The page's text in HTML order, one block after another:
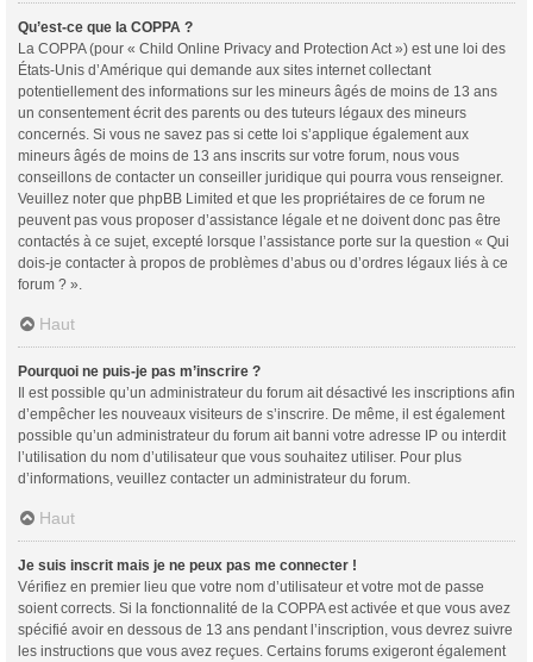
Qu’est-ce que la COPPA ?
La COPPA (pour « Child Online Privacy and Protection Act ») est une loi des
États-Unis d’Amérique qui demande aux sites internet collectant
potentiellement des informations sur les mineurs âgés de moins de 13 ans
un consentement écrit des parents ou des tuteurs légaux des mineurs
concernés. Si vous ne savez pas si cette loi s’applique également aux
mineurs âgés de moins de 13 ans inscrits sur votre forum, nous vous
conseillons de contacter un conseiller juridique qui pourra vous renseigner.
Veuillez noter que phpBB Limited et que les propriétaires de ce forum ne
peuvent pas vous proposer d’assistance légale et ne doivent donc pas être
contactés à ce sujet, excepté lorsque l’assistance porte sur la question « Qui
dois-je contacter à propos de problèmes d’abus ou d’ordres légaux liés à ce
forum ? ».
Haut
Pourquoi ne puis-je pas m’inscrire ?
Il est possible qu’un administrateur du forum ait désactivé les inscriptions afin
d’empêcher les nouveaux visiteurs de s’inscrire. De même, il est également
possible qu’un administrateur du forum ait banni votre adresse IP ou interdit
l’utilisation du nom d’utilisateur que vous souhaitez utiliser. Pour plus
d’informations, veuillez contacter un administrateur du forum.
Haut
Je suis inscrit mais je ne peux pas me connecter !
Vérifiez en premier lieu que votre nom d’utilisateur et votre mot de passe
soient corrects. Si la fonctionnalité de la COPPA est activée et que vous avez
spécifié avoir en dessous de 13 ans pendant l’inscription, vous devrez suivre
les instructions que vous avez reçues. Certains forums exigeront également